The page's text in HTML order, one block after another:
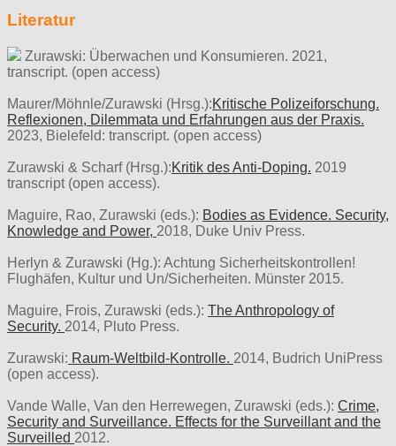
Literatur
Zurawski: Überwachen und Konsumieren. 2021,
transcript. (open access)
Maurer/Möhnle/Zurawski (Hrsg.):Kritische Polizeiforschung.
Reflexionen, Dilemmata und Erfahrungen aus der Praxis.
2023, Bielefeld: transcript. (open access)
Zurawski & Scharf (Hrsg.):Kritik des Anti-Doping. 2019
transcript (open access).
Maguire, Rao, Zurawski (eds.): Bodies as Evidence. Security,
Knowledge and Power, 2018, Duke Univ Press.
Herlyn & Zurawski (Hg.): Achtung Sicherheitskontrollen!
Flughäfen, Kultur und Un/Sicherheiten. Münster 2015.
Maguire, Frois, Zurawski (eds.): The Anthropology of
Security. 2014, Pluto Press.
Zurawski: Raum-Weltbild-Kontrolle. 2014, Budrich UniPress
(open access).
Vande Walle, Van den Herrewegen, Zurawski (eds.): Crime,
Security and Surveillance. Effects for the Surveillant and the
Surveilled 2012.